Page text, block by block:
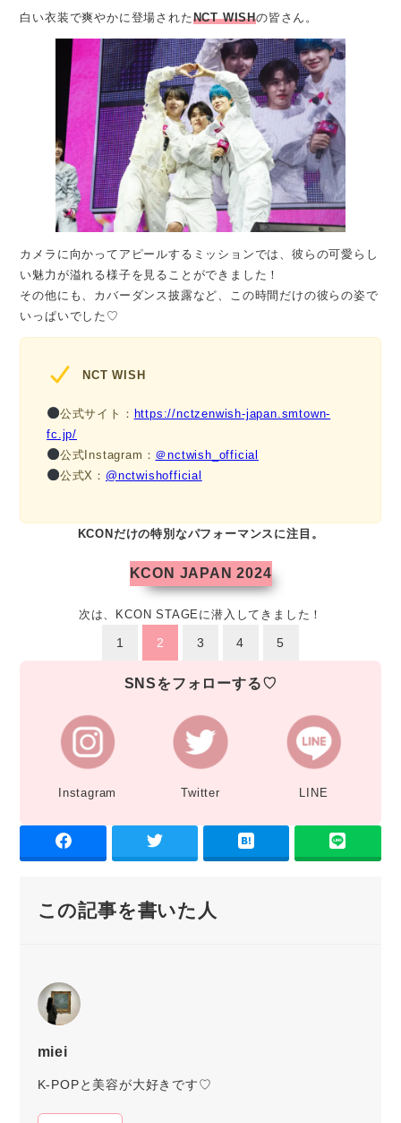
白い衣装で爽やかに登場されたNCT WISHの皆さん。
カメラに向かってアピールするミッションでは、彼らの可愛らし
い魅力が溢れる様子を見ることができました！
その他にも、カバーダンス披露など、この時間だけの彼らの姿で
いっぱいでした♡
NCT WISH
公式サイト： https://nctzenwish-japan.smtown-
fc.jp/
公式Instagram： ＠nctwish_official
公式X： @nctwishofficial
KCONだけの特別なパフォーマンスに注目。
KCON JAPAN 2024
次は、KCON STAGEに潜入してきました！
1 2 3 4 5
SNSをフォローする♡
Instagram Twitter LINE
この記事を書いた人
miei
K-POPと美容が大好きです♡